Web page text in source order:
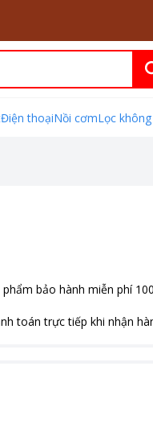
Điện thoạiNồi cơmLọc
phẩm bảo hành miễn phí 100
toán trực tiếp khi nhận